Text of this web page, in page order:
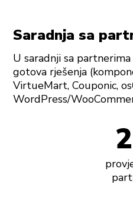
Saradnja sa
U saradnji sa
gotova rješenja
VirtueMart, Couponic,
WordPress/